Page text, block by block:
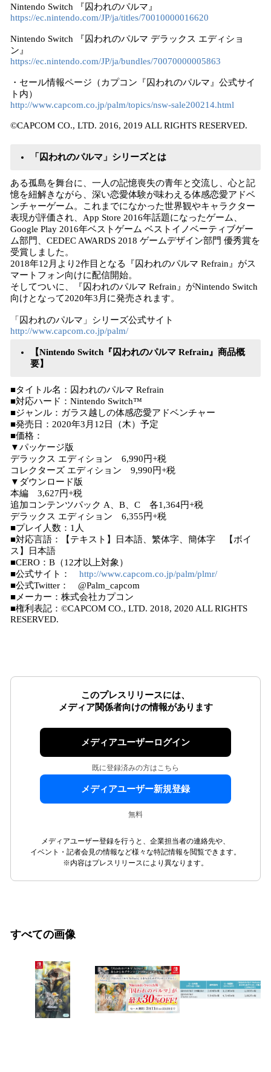
Nintendo Switch 『囚われのパルマ』
https://ec.nintendo.com/JP/ja/titles/70010000016620
Nintendo Switch 『囚われのパルマ デラックス エディショ
ン』
https://ec.nintendo.com/JP/ja/bundles/70070000005863
・セール情報ページ（カプコン『囚われのパルマ』公式サイ
ト内）
http://www.capcom.co.jp/palm/topics/nsw-sale200214.html
©CAPCOM CO., LTD. 2016, 2019 ALL RIGHTS RESERVED.
「囚われのパルマ」シリーズとは
ある孤島を舞台に、一人の記憶喪失の青年と交流し、心と記
憶を紐解きながら、深い恋愛体験が味わえる体感恋愛アドベ
ンチャーゲーム。これまでになかった世界観やキャラクター
表現が評価され、App Store 2016年話題になったゲーム、
Google Play 2016年ベストゲーム ベストイノベーティブゲー
ム部門、CEDEC AWARDS 2018 ゲームデザイン部門 優秀賞を
受賞しました。
2018年12月より2作目となる『囚われのパルマ Refrain』がス
マートフォン向けに配信開始。
そしてついに、『囚われのパルマ Refrain』がNintendo Switch
向けとなって2020年3月に発売されます。
「囚われのパルマ」シリーズ公式サイト
http://www.capcom.co.jp/palm/
【Nintendo Switch『囚われのパルマ Refrain』商品概
要】
■タイトル名：囚われのパルマ Refrain
■対応ハード：Nintendo Switch™
■ジャンル：ガラス越しの体感恋愛アドベンチャー
■発売日：2020年3月12日（木）予定
■価格：
▼パッケージ版
デラックス エディション 6,990円+税
コレクターズ エディション 9,990円+税
▼ダウンロード版
本編 3,627円+税
追加コンテンツパック A、B、C 各1,364円+税
デラックス エディション 6,355円+税
■プレイ人数：1人
■対応言語：【テキスト】日本語、繁体字、簡体字 【ボイ
ス】日本語
■CERO：B（12才以上対象）
■公式サイト： http://www.capcom.co.jp/palm/plmr/
■公式Twitter： @Palm_capcom
■メーカー：株式会社カプコン
■権利表記：©CAPCOM CO., LTD. 2018, 2020 ALL RIGHTS
RESERVED.
このプレスリリースには、
メディア関係者向けの情報があります
メディアユーザーログイン
既に登録済みの方はこちら
メディアユーザー新規登録
無料
メディアユーザー登録を行うと、企業担当者の連絡先や、
イベント・記者会見の情報など様々な特記情報を閲覧できます。
※内容はプレスリリースにより異なります。
すべての画像